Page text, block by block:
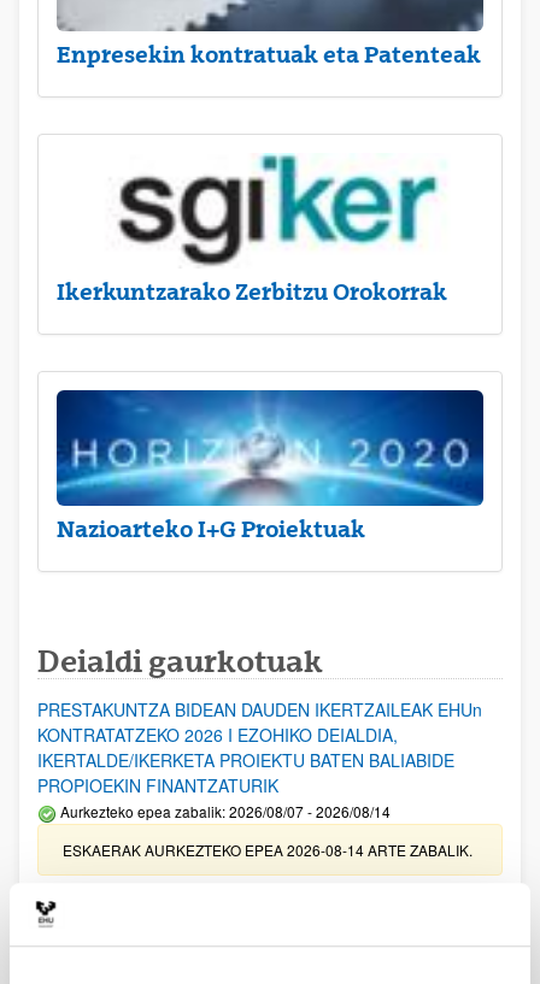
Enpresekin kontratuak eta Patenteak
Ikerkuntzarako Zerbitzu Orokorrak
Nazioarteko I+G Proiektuak
Deialdi gaurkotuak
PRESTAKUNTZA BIDEAN DAUDEN IKERTZAILEAK EHUn
KONTRATATZEKO 2026 I EZOHIKO DEIALDIA,
IKERTALDE/IKERKETA PROIEKTU BATEN BALIABIDE
PROPIOEKIN FINANTZATURIK
Aurkezteko epea zabalik: 2026/08/07 - 2026/08/14
ESKAERAK AURKEZTEKO EPEA 2026-08-14 ARTE ZABALIK.
UPV/EHUn Azpiegitura Zientifikoa eta Funts Bibliografikoak
erosi eta berritzeko laguntzak 2026